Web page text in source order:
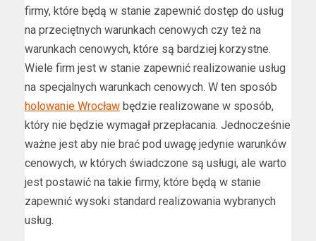
firmy, które będą w stanie zapewnić dostęp do usług
na przeciętnych warunkach cenowych czy też na
warunkach cenowych, które są bardziej korzystne.
Wiele firm jest w stanie zapewnić realizowanie usług
na specjalnych warunkach cenowych. W ten sposób
holowanie Wrocław będzie realizowane w sposób,
który nie będzie wymagał przepłacania. Jednocześnie
ważne jest aby nie brać pod uwagę jedynie warunków
cenowych, w których świadczone są usługi, ale warto
jest postawić na takie firmy, które będą w stanie
zapewnić wysoki standard realizowania wybranych
usług.